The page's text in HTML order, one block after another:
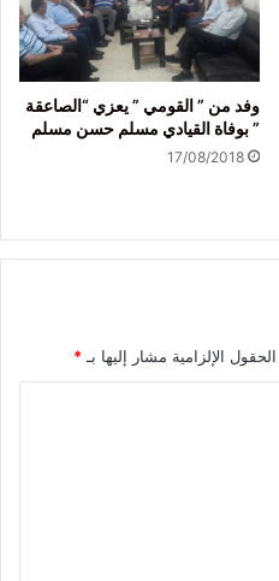
وفد من ” القومي ” يعزي “الصاعقة
” بوفاة القيادي مسلم حسن مسلم
17/08/2018
الحقول الإلزامية مشار إليها بـ *